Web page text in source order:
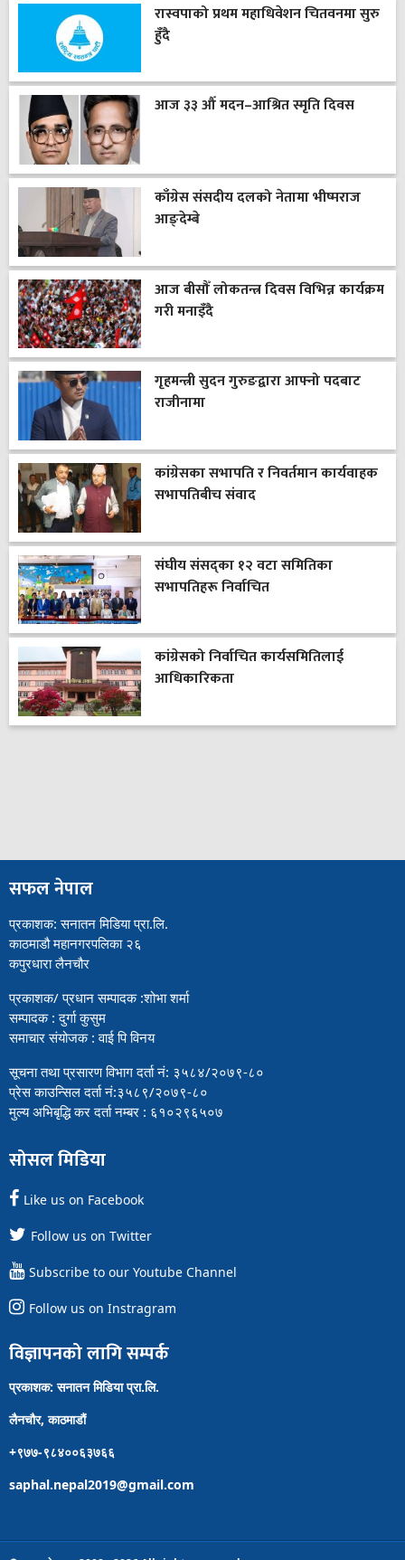
रास्वपाको प्रथम महाधिवेशन चितवनमा सुरु
हुँदै
आज ३३ औँ मदन–आश्रित स्मृति दिवस
काँग्रेस संसदीय दलको नेतामा भीष्मराज
आङ्देम्बे
आज बीसौँ लोकतन्त्र दिवस विभिन्न कार्यक्रम
गरी मनाइँदै
गृहमन्त्री सुदन गुरुङद्वारा आफ्नो पदबाट
राजीनामा
कांग्रेसका सभापति र निवर्तमान कार्यवाहक
सभापतिबीच संवाद
संघीय संसद्का १२ वटा समितिका
सभापतिहरू निर्वाचित
कांग्रेसको निर्वाचित कार्यसमितिलाई
आधिकारिकता
सफल नेपाल
प्रकाशक: सनातन मिडिया प्रा.लि.
काठमाडौ महानगरपलिका २६
कपुरधारा लैनचौर
प्रकाशक/ प्रधान सम्पादक :शोभा शर्मा
सम्पादक : दुर्गा कुसुम
समाचार संयोजक : वाई पि विनय
सूचना तथा प्रसारण विभाग दर्ता नं: ३५८४/२०७९-८०
प्रेस काउन्सिल दर्ता नं:३५८९/२०७९-८०
मुल्य अभिबृद्धि कर दर्ता नम्बर : ६१०२९६५०७
सोसल मिडिया
Like us on Facebook
Follow us on Twitter
Subscribe to our Youtube Channel
Follow us on Instragram
विज्ञापनको लागि सम्पर्क
प्रकाशक: सनातन मिडिया प्रा.लि.
लैनचौर, काठमाडौं
+९७७-९८४००६३७६६
saphal.nepal2019@gmail.com